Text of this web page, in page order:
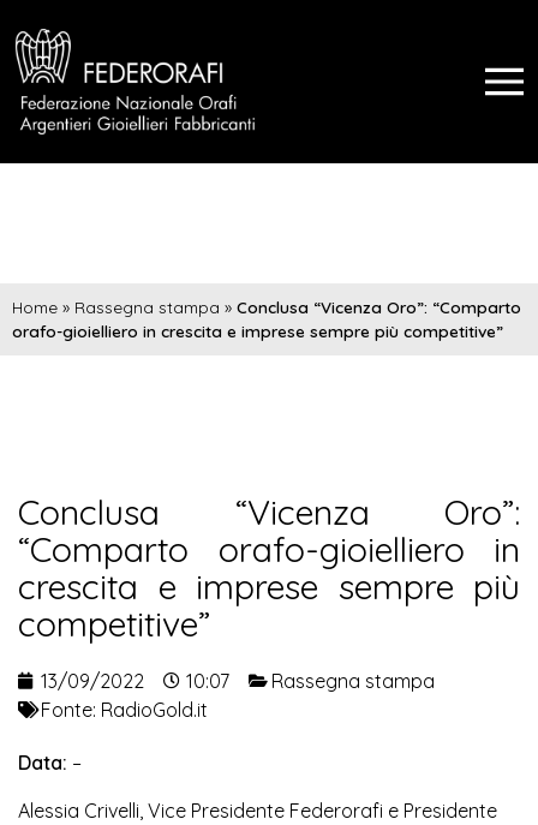
Home » Rassegna stampa » Conclusa “Vicenza Oro”: “Comparto
orafo-gioielliero in crescita e imprese sempre più competitive”
Conclusa “Vicenza Oro”:
“Comparto orafo-gioielliero in
crescita e imprese sempre più
competitive”
13/09/2022 10:07
Rassegna stampa
Fonte: RadioGold.it
Data: –
Alessia Crivelli, Vice Presidente Federorafi e Presidente